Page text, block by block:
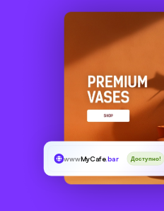
wwwMyCafe.bar Доступно!